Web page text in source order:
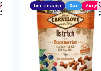
Бестселлер Хит Акция